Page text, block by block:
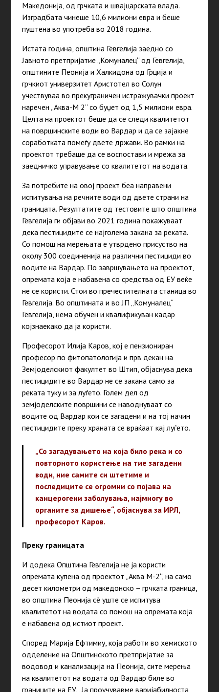
Македонија, од грчката и швајцарската влада.
Изградбата чинеше 10,6 милиони евра и беше
пуштена во употреба во 2018 година.
Истата година, општина Гевгелија заедно со
Јавното претпријатие „Комуналец“ од Гевгелија,
општините Пеонија и Халкидона од Грција и
грчкиот универзитет Аристотел во Солун
учествуваа во прекуграничен истражувачки проект
наречен „Аква-М 2“ со буџет од 1,5 милиони евра.
Целта на проектот беше да се следи квалитетот
на површинските води во Вардар и да се зајакне
соработката помеѓу двете држави. Во рамки на
проектот требаше да се воспостави и мрежа за
заедничко управување со квалитетот на водата.
За потребите на овој проект беа направени
испитувања на речните води од двете страни на
границата. Резултатите од тестовите што општина
Гевгелија ги објави во 2021 годинапокажуваат
дека пестицидите се најголема закана за реката.
Со помош на мерењата е утврдено присуство на
околу 300 соединенија на различни пестициди во
водите на Вардар. По завршувањето на проектот,
опремата која е набавена со средства од ЕУ веќе
не се користи. Стои во пречестителната станица во
Гевгелија. Во општината и во ЈП „Комуналец“
Гевгелија, нема обучен и квалификуван кадар
којзнаекако да ја користи.
Професорот Илија Каров, кој е пензиониран
професор по фитопатологија и прв декан на
Земјоделскиот факултет во Штип, објаснува дека
пестицидите во Вардар не се закана само за
реката туку и за луѓето. Голем дел од
земјоделските површини се наводнуваат со
водите од Вардар кои се загадени и на тој начин
пестицидите преку храната се враќаат кај луѓето.
„Со загадувањето на која било река и со
повторното користење на тие загадени
води, ние самите си штетиме и
последиците се огромни со појава на
канцерогени заболувања, најмногу во
органите за дишење“, објаснува за ИРЛ,
професорот Каров.
Преку границата
И додека Општина Гевгелија не ја користи
опремата купена од проектот „Аква М-2“, на само
десет километри од македонско – грчката граница,
во општина Пеонија сè уште се испитува
квалитетот на водата со помош на опремата која
е набавена од истиот проект.
Според Марија Ефтимиу, која работи во хемиското
одделение на Општинското претпријатие за
водовод и канализација на Пеонија, сите мерења
на квалитетот на водата од Вардар биле во
границите на ЕУ. „Ја проучувавме варијабилноста